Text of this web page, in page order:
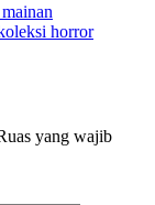
horror
yang wajib